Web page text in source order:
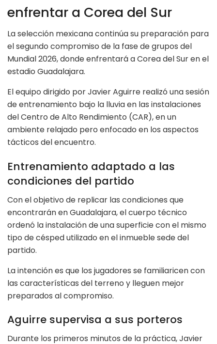
enfrentar a Corea del Sur
La selección mexicana continúa su preparación para
el segundo compromiso de la fase de grupos del
Mundial 2026, donde enfrentará a Corea del Sur en el
estadio Guadalajara.
El equipo dirigido por Javier Aguirre realizó una sesión
de entrenamiento bajo la lluvia en las instalaciones
del Centro de Alto Rendimiento (CAR), en un
ambiente relajado pero enfocado en los aspectos
tácticos del encuentro.
Entrenamiento adaptado a las
condiciones del partido
Con el objetivo de replicar las condiciones que
encontrarán en Guadalajara, el cuerpo técnico
ordenó la instalación de una superficie con el mismo
tipo de césped utilizado en el inmueble sede del
partido.
La intención es que los jugadores se familiaricen con
las características del terreno y lleguen mejor
preparados al compromiso.
Aguirre supervisa a sus porteros
Durante los primeros minutos de la práctica, Javier